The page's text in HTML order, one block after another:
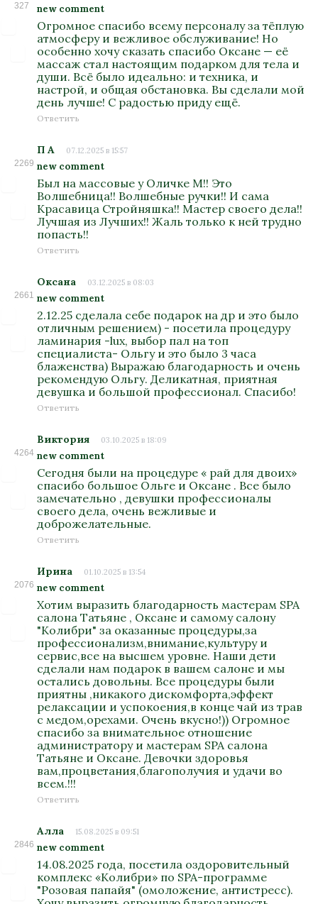
327 new comment
Огромное спасибо всему персоналу за тёплую
атмосферу и вежливое обслуживание! Но
особенно хочу сказать спасибо Оксане — её
массаж стал настоящим подарком для тела и
души. Всё было идеально: и техника, и
настрой, и общая обстановка. Вы сделали мой
день лучше! С радостью приду ещё.
Ответить
2269
П А 07.12.2025 в 15:57
new comment
Был на массовые у Оличке М!! Это
Волшебница!! Волшебные ручки!! И сама
Красавица Стройняшка!! Мастер своего дела!!
Лучшая из Лучших!! Жаль только к ней трудно
попасть!!
Ответить
2661
Оксана 03.12.2025 в 08:03
new comment
2.12.25 сделала себе подарок на др и это было
отличным решением) - посетила процедуру
ламинария -lux, выбор пал на топ
специалиста- Ольгу и это было 3 часа
блаженства) Выражаю благодарность и очень
рекомендую Ольгу. Деликатная, приятная
девушка и большой профессионал. Спасибо!
Ответить
4264
Виктория 03.10.2025 в 18:09
new comment
Сегодня были на процедуре « рай для двоих»
спасибо большое Ольге и Оксане . Все было
замечательно , девушки профессионалы
своего дела, очень вежливые и
доброжелательные.
Ответить
2076
Ирина 01.10.2025 в 13:54
new comment
Хотим выразить благодарность мастерам SPA
салона Татьяне , Оксане и самому салону
"Колибри" за оказанные процедуры,за
профессионализм,внимание,культуру и
сервис,все на высшем уровне. Наши дети
сделали нам подарок в вашем салоне и мы
остались довольны. Все процедуры были
приятны ,никакого дискомфорта,эффект
релаксации и успокоения,в конце чай из трав
с медом,орехами. Очень вкусно!)) Огромное
спасибо за внимательное отношение
администратору и мастерам SPA салона
Татьяне и Оксане. Девочки здоровья
вам,процветания,благополучия и удачи во
всем.!!!
Ответить
2846
Алла 15.08.2025 в 09:51
new comment
14.08.2025 года, посетила оздоровительный
комплекс «Колибри» по SPA-программе
"Розовая папайя" (омоложение, антистресс).